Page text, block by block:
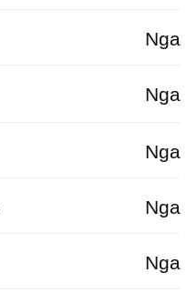
Nga
Nga
Nga
Nga
Nga